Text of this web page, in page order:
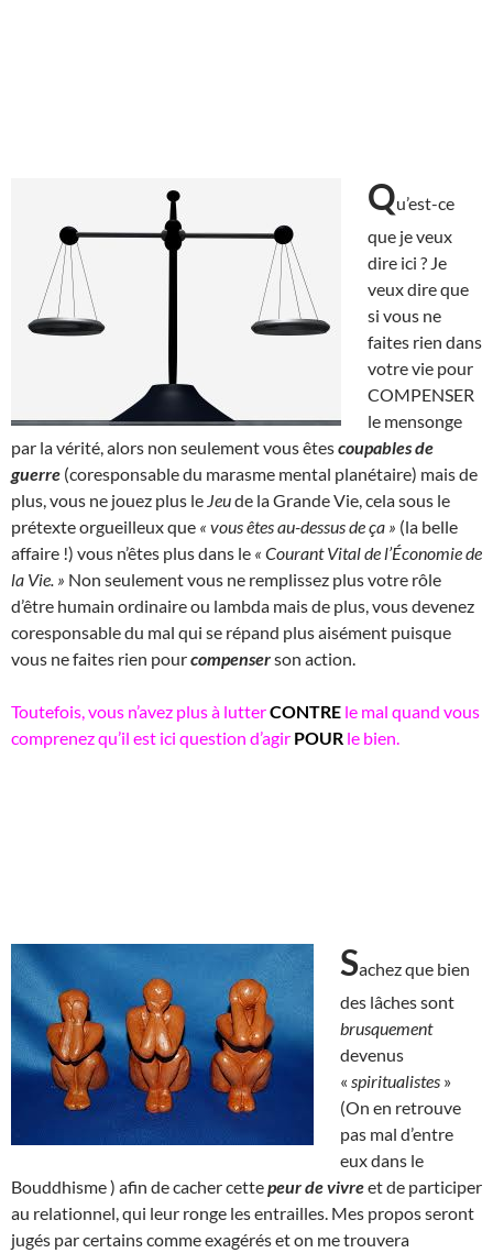
Qu’est-ce
que je veux
dire ici ? Je
veux dire que
si vous ne
faites rien dans
votre vie pour
COMPENSER
le mensonge
par la vérité, alors non seulement vous êtescoupables de
guerre (coresponsable du marasme mental planétaire) mais de
plus, vous ne jouez plus le Jeude la Grande Vie, cela sous le
prétexte orgueilleux que « vous êtes au-dessus de ça » (la belle
affaire !) vous n’êtes plus dans le « Courant Vital de l’Économie de
la Vie. » Non seulement vous ne remplissez plus votre rôle
d’être humain ordinaire ou lambda mais de plus, vous devenez
coresponsable du mal qui se répand plus aisément puisque
vous ne faites rien pourcompenserson action.
Toutefois, vous n’avez plus à lutterCONTRE le mal quand vous
comprenez qu’il est ici question d’agir POUR le bien.
Sachez que bien
des lâches sont
brusquement
devenus
« spiritualistes »
(On en retrouve
pas mal d’entre
eux dans le
Bouddhisme ) afin de cacher cettepeur de vivreet de participer
au relationnel, qui leur ronge les entrailles. Mes propos seront
jugés par certains comme exagérés et on me trouvera